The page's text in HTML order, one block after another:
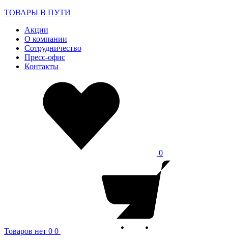
ТОВАРЫ В ПУТИ
Акции
О компании
Сотрудничество
Пресс-офис
Контакты
0
Товаров нет 0 0